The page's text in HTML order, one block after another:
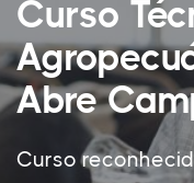
Curso
Abre
Curso